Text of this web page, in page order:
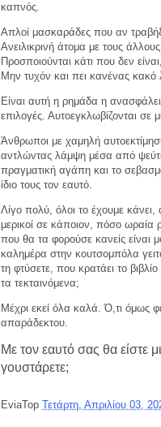
καπνός.
Απλοί μασκαράδες που αν
Ανειλικρινή άτομα με τους
Προσποιούνται κάτι που δεν
Μην τυχόν και πει κανένας κακό
Είναι αυτή η ρημάδα η
επιλογές. Αυτοεγκλωβίζονται
Άνθρωποι με χαμηλή
αντλώντας λάμψη μέσα από
πραγματική αγάπη και το
ίδιο τους τον εαυτό.
Λίγο πολύ, όλοι το έχουμε
μερικοί σε κάποιον, πόσο
που θα τα φορούσε κανείς είναι
καλημέρα στην κουτσομπόλα
τη φτύσετε, που κρατάει το βιβλίο
τα τεκταινόμενα;
Μέχρι εκεί όλα καλά. Ό,τι όμως
απαράδεκτου.
Με τον εαυτό σας θα είστε
γουστάρετε;
EviaTop Τετάρτη, Απριλίου 03,